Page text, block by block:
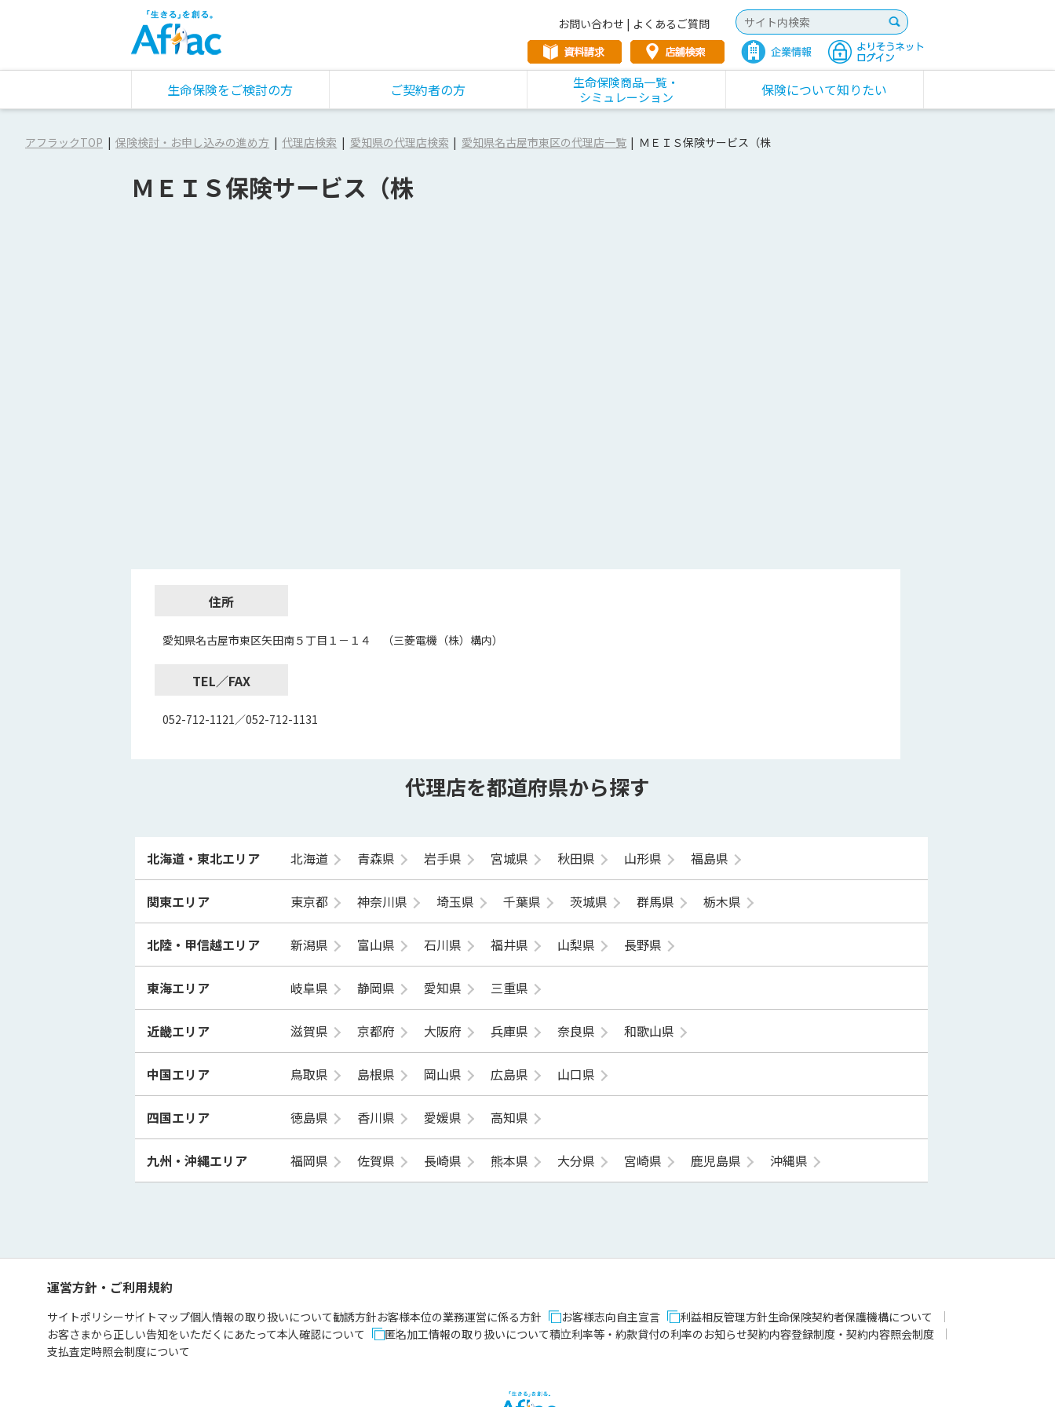
お問い合わせ | よくあるご質問
生命保険をご検討の方 ご契約者の方
生命保険商品一覧・
シミュレーション
保険について知りたい
アフラックTOP 保険検討・お申し込みの進め方 代理店検索 愛知県の代理店検索 愛知県名古屋市東区の代理店一覧 ＭＥＩＳ保険サービス（株
ＭＥＩＳ保険サービス（株
住所
愛知県名古屋市東区矢田南５丁目１－１４ （三菱電機（株）構内）
TEL／FAX
052-712-1121／052-712-1131
代理店を都道府県から探す
北海道・東北エリア 北海道 青森県 岩手県 宮城県 秋田県 山形県 福島県
関東エリア 東京都 神奈川県 埼玉県 千葉県 茨城県 群馬県 栃木県
北陸・甲信越エリア 新潟県 富山県 石川県 福井県 山梨県 長野県
東海エリア 岐阜県 静岡県 愛知県 三重県
近畿エリア 滋賀県 京都府 大阪府 兵庫県 奈良県 和歌山県
中国エリア 鳥取県 島根県 岡山県 広島県 山口県
四国エリア 徳島県 香川県 愛媛県 高知県
九州・沖縄エリア 福岡県 佐賀県 長崎県 熊本県 大分県 宮崎県 鹿児島県 沖縄県
運営方針・ご利用規約
サイトポリシーサイトマップ個人情報の取り扱いについて勧誘方針お客様本位の業務運営に係る方針 お客様志向自主宣言 利益相反管理方針生命保険契約者保護機構について
お客さまから正しい告知をいただくにあたって本人確認について 匿名加工情報の取り扱いについて積立利率等・約款貸付の利率のお知らせ契約内容登録制度・契約内容照会制度
支払査定時照会制度について